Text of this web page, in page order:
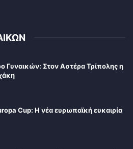
Γυναικών: Στον Αστέρα Τρίπολης η
Cup: Η νέα ευρωπαϊκή ευκαιρία